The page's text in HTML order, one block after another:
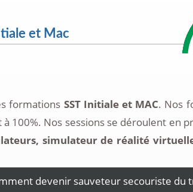
et Mac
formations SST Initiale et MAC. Nos
100%. Nos sessions se déroulent en
simulateur de réalité
devenir sauveteur secouriste du